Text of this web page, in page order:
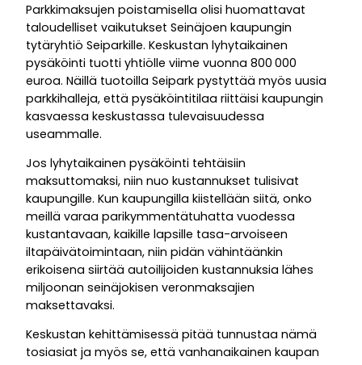
Parkkimaksujen poistamisella olisi huomattavat
taloudelliset vaikutukset Seinäjoen kaupungin
tytäryhtiö Seiparkille. Keskustan lyhytaikainen
pysäköinti tuotti yhtiölle viime vuonna 800 000
euroa. Näillä tuotoilla Seipark pystyttää myös uusia
parkkihalleja, että pysäköintitilaa riittäisi kaupungin
kasvaessa keskustassa tulevaisuudessa
useammalle.
Jos lyhytaikainen pysäköinti tehtäisiin
maksuttomaksi, niin nuo kustannukset tulisivat
kaupungille. Kun kaupungilla kiistellään siitä, onko
meillä varaa parikymmentätuhatta vuodessa
kustantavaan, kaikille lapsille tasa-arvoiseen
iltapäivätoimintaan, niin pidän vähintäänkin
erikoisena siirtää autoilijoiden kustannuksia lähes
miljoonan seinäjokisen veronmaksajien
maksettavaksi.
Keskustan kehittämisessä pitää tunnustaa nämä
tosiasiat ja myös se, että vanhanaikainen kaupan